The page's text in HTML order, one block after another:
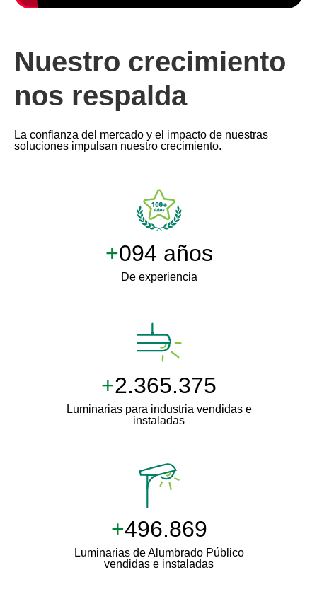
Nuestro crecimiento
nos respalda
La confianza del mercado y el impacto de nuestras
soluciones impulsan nuestro crecimiento.
+100 años
De experiencia
+2.500.000
Luminarias para industria vendidas e
instaladas
+511.000
Luminarias de Alumbrado Público
vendidas e instaladas